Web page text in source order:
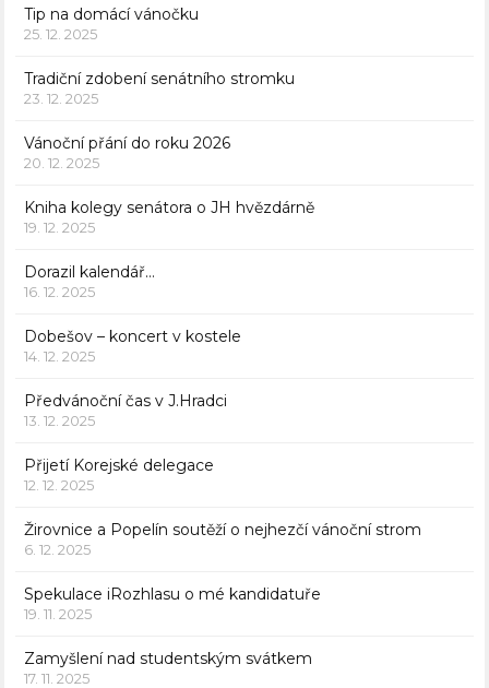
Tip na domácí vánočku
25. 12. 2025
Tradiční zdobení senátního stromku
23. 12. 2025
Vánoční přání do roku 2026
20. 12. 2025
Kniha kolegy senátora o JH hvězdárně
19. 12. 2025
Dorazil kalendář…
16. 12. 2025
Dobešov – koncert v kostele
14. 12. 2025
Předvánoční čas v J.Hradci
13. 12. 2025
Přijetí Korejské delegace
12. 12. 2025
Žirovnice a Popelín soutěží o nejhezčí vánoční strom
6. 12. 2025
Spekulace iRozhlasu o mé kandidatuře
19. 11. 2025
Zamyšlení nad studentským svátkem
17. 11. 2025